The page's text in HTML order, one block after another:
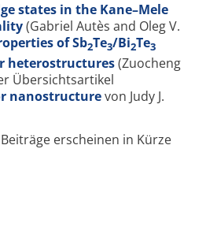
states in the Kane–Mele
(Gabriel Autès and Oleg V.
of Sb2Te3/Bi2Te3
heterostructures(Zuocheng
Übersichtsartikel
nanostructurevon Judy J.
erscheinen in Kürze